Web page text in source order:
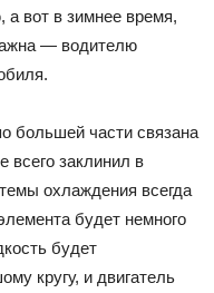
вот в зимнее время,
— водителю
большей части связана
всего заклинил в
охлаждения всегда
будет немного
будет
кругу, и двигатель